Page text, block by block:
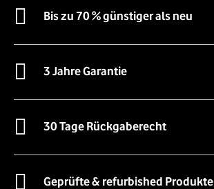
Bis zu 70 % günstiger als neu
3 Jahre Garantie
30 Tage Rückgaberecht
Geprüfte & refurbished Produkte